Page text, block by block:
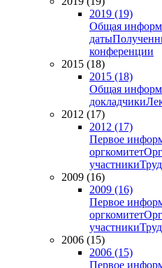
2019 (19)
Общая
даты
конференции
2015 (18)
2015 (18)
Общая
докладчики
2012 (17)
2012 (17)
Первое
оргкомитет
участники
2009 (16)
2009 (16)
Первое
оргкомитет
участники
2006 (15)
2006 (15)
Первое